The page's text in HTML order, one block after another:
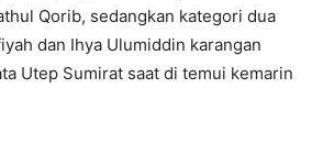
Qorib, sedangkan kategori dua
dan Ihya Ulumiddin karangan
Utep Sumirat saat di temui kemarin